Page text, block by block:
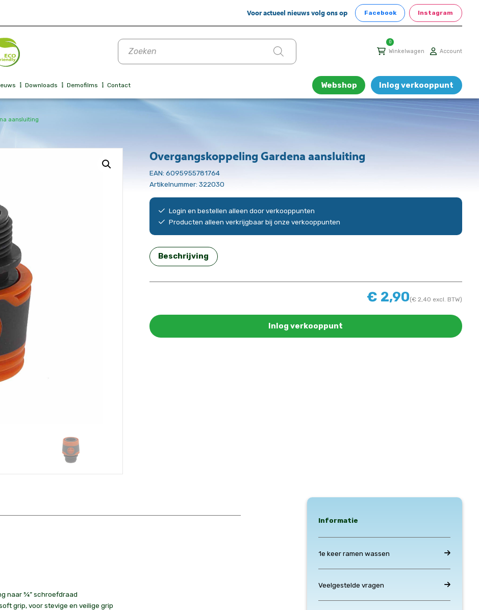
Voor actueel nieuws volg ons op Facebook Instagram
Producten
zoeken
0
Winkelwagen Account
Downloads Demofilms Contact Webshop Inlog verkooppunt
aansluiting
€ 2,90(€2,40 excl. BTW)
Inlog verkooppunt
Overgangskoppeling Gardena aansluiting
EAN: 6095955781764
Artikelnummer: 322030
Login en bestellen alleen door verkooppunten
Producten alleen verkrijgbaar bij onze verkooppunten
Beschrijving
naar ¾” schroefdraad
grip, voor stevige en veilige grip
Informatie
1e keer ramen wassen
Veelgestelde vragen